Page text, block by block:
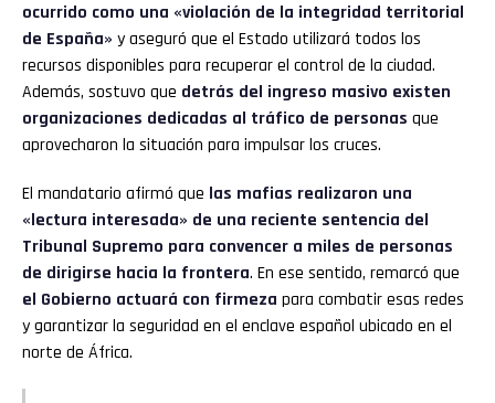
ocurrido como una «violación de la integridad territorial
de España» y aseguró que el Estado utilizará todos los
recursos disponibles para recuperar el control de la ciudad.
Además, sostuvo que detrás del ingreso masivo existen
organizaciones dedicadas al tráfico de personas que
aprovecharon la situación para impulsar los cruces.
El mandatario afirmó que las mafias realizaron una
«lectura interesada» de una reciente sentencia del
Tribunal Supremo para convencer a miles de personas
de dirigirse hacia la frontera. En ese sentido, remarcó que
el Gobierno actuará con firmeza para combatir esas redes
y garantizar la seguridad en el enclave español ubicado en el
norte de África.